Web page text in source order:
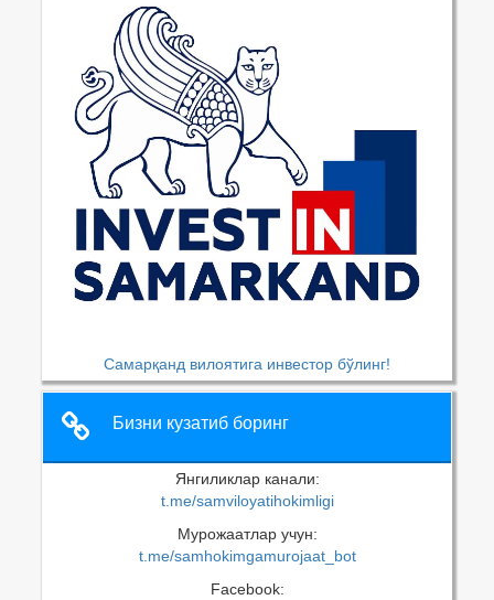
Самарқанд вилоятига инвестор бўлинг!
Бизни кузатиб боринг
Янгиликлар канали:
t.me/samviloyatihokimligi
Мурожаатлар учун:
t.me/samhokimgamurojaat_bot
Facebook: